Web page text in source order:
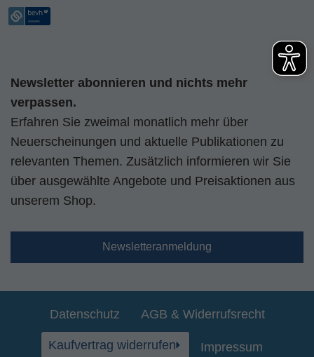
Newsletter abonnieren und nichts mehr
verpassen.
Erfahren Sie zweimal monatlich mehr über
Neuerscheinungen und aktuelle Publikationen zu
relevanten Themen. Zusätzlich informieren wir Sie
über ausgewählte Angebote und Preisaktionen aus
unserem Shop.
Newsletteranmeldung
Datenschutz AGB & Widerrufsrecht
Kaufvertrag widerrufen Impressum